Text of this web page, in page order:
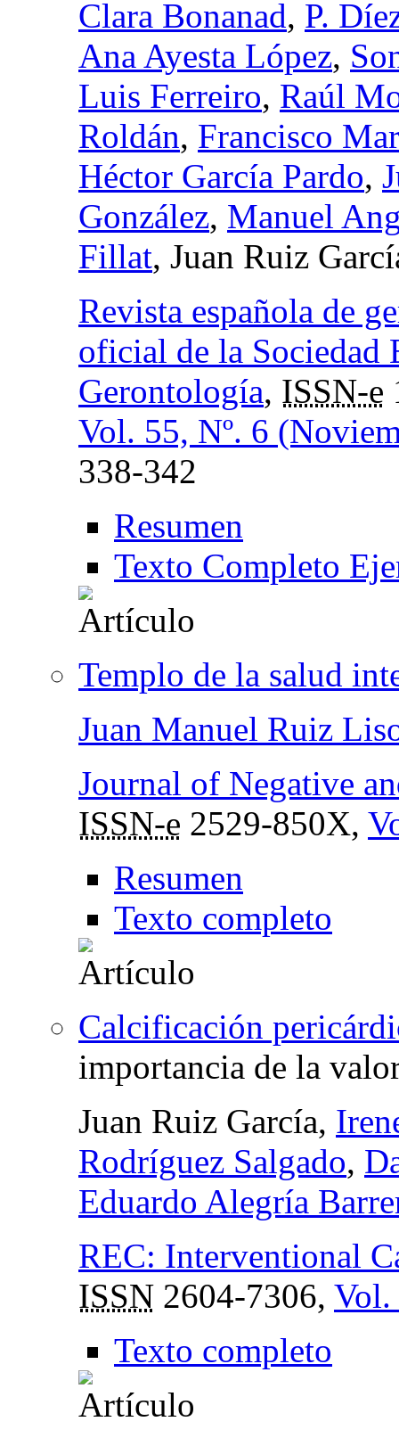
Clara Bonanad, P.
Ana Ayesta López,
Luis Ferreiro, Raúl
Roldán, Francisco
Héctor García Pardo,
González, Manuel
Fillat, Juan Ruiz
Revista española de
oficial de la Sociedad
Gerontología, ISSN-e
Vol. 55, Nº. 6
338-342
Resumen
Texto Completo
Templo de la salud
Juan Manuel Ruiz
Journal of Negative
ISSN-e 2529-850X,
Resumen
Texto completo
Calcificación
importancia de la
Juan Ruiz García,
Rodríguez Salgado,
Eduardo Alegría
REC: Interventional
ISSN 2604-7306, Vol.
Texto completo